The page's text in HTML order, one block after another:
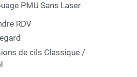
PMU Sans Laser
RDV
de cils Classique /